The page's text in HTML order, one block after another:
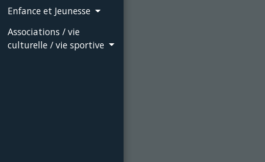
Enfance et Jeunesse
Associations / vie
culturelle / vie sportive